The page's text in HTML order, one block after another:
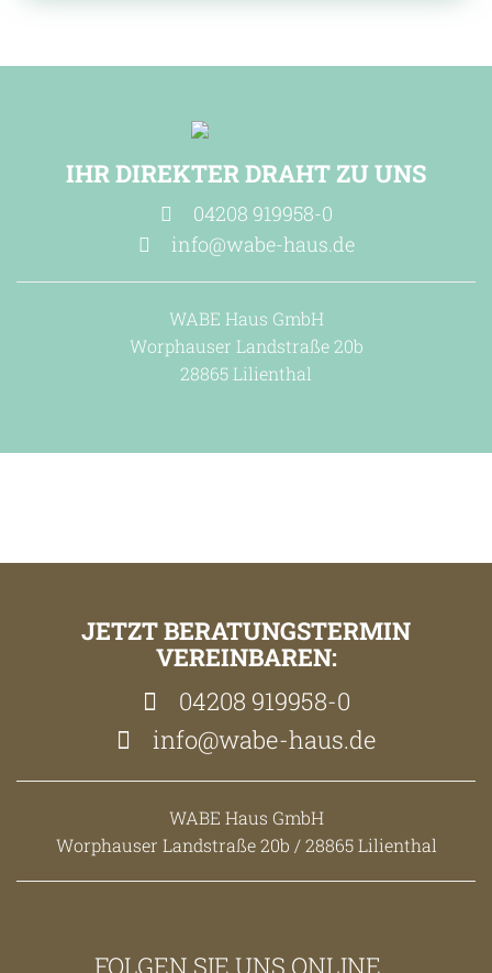
IHR DIREKTER DRAHT ZU UNS
04208 919958-0
info@wabe-haus.de
WABE Haus GmbH
Worphauser Landstraße 20b
28865 Lilienthal
JETZT BERATUNGSTERMIN
VEREINBAREN:
04208 919958-0
info@wabe-haus.de
WABE Haus GmbH
Worphauser Landstraße 20b / 28865 Lilienthal
FOLGEN SIE UNS ONLINE